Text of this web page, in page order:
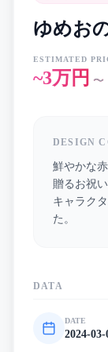
ゆめお
ESTIMATED
~3万円 〜
DESIGN
鮮やかな
贈るお祝
キャラク
た。
DATA
DATE
2024-03-